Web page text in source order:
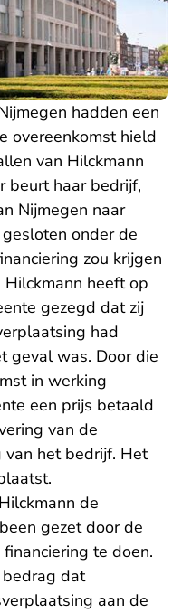
hadden een
overeenkomst hield
van Hilckmann
beurt haar bedrijf,
Nijmegen naar
onder de
zou krijgen
heeft op
gezegd dat zij
had
geval was. Door die
in werking
een prijs betaald
van de
het bedrijf. Het
de
gezet door de
te doen.
dat
aan de